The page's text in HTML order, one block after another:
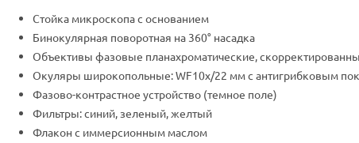
Стойка микроскопа с основанием
Бинокулярная поворотная на 360° насадка
Объективы фазовые планахроматические,
Окуляры широкопольные: WF10x/22 мм с антигрибковым
Фазово-контрастное устройство (темное поле)
Фильтры: синий, зеленый, желтый
Флакон с иммерсионным маслом